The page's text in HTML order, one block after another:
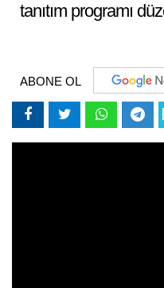
tanıtım programı
ABONE OL